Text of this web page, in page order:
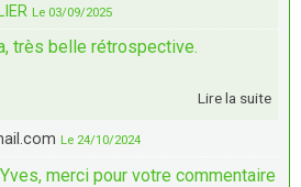
Le 03/09/2025
très belle rétrospective.
Lire la suite
Le 24/10/2024
merci pour votre commentaire